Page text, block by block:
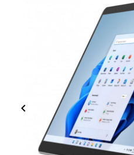
chevron_left